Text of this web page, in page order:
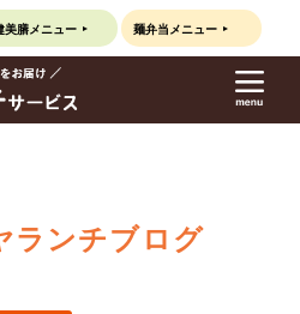
美膳メニュー 麺弁当 メニュー
ランチブログ